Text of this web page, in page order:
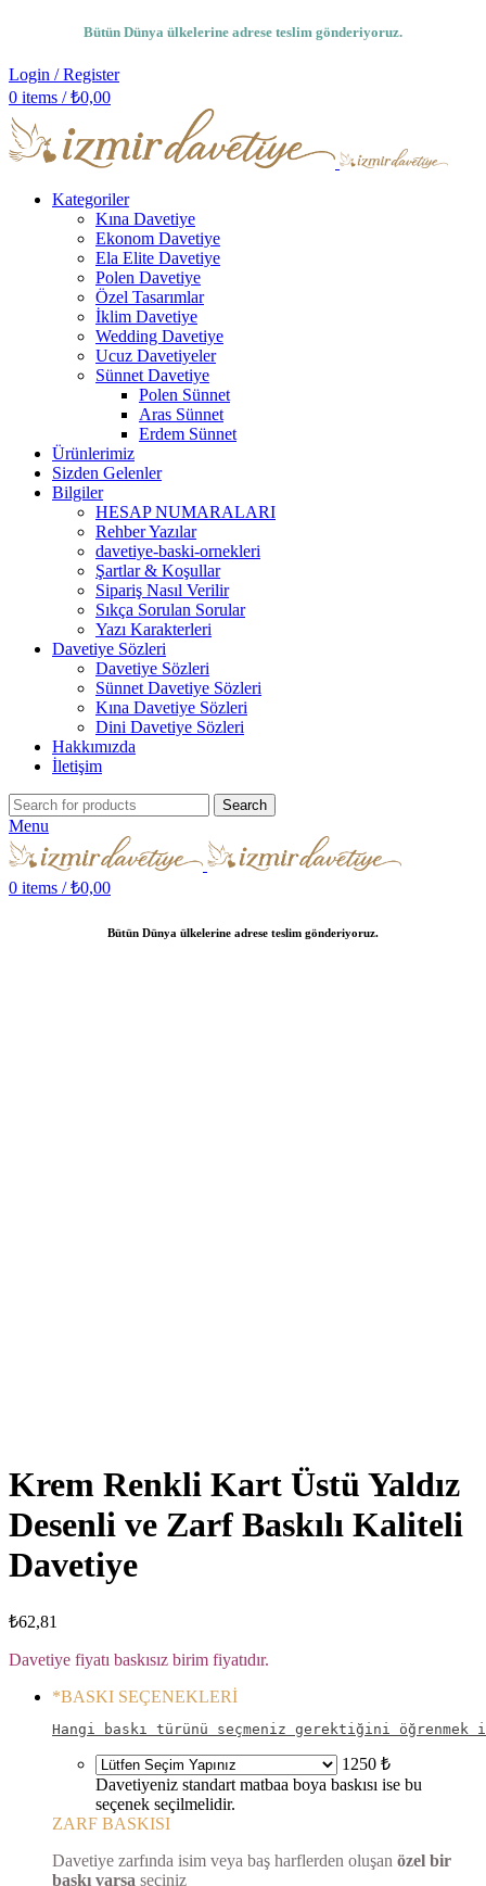
Bütün Dünya ülkelerine adrese teslim gönderiyoruz.
Login / Register
0 items / ₺0,00
Kategoriler
Kına Davetiye
Ekonom Davetiye
Ela Elite Davetiye
Polen Davetiye
Özel Tasarımlar
İklim Davetiye
Wedding Davetiye
Ucuz Davetiyeler
Sünnet Davetiye
Polen Sünnet
Aras Sünnet
Erdem Sünnet
Ürünlerimiz
Sizden Gelenler
Bilgiler
HESAP NUMARALARI
Rehber Yazılar
davetiye-baski-ornekleri
Şartlar & Koşullar
Sipariş Nasıl Verilir
Sıkça Sorulan Sorular
Yazı Karakterleri
Davetiye Sözleri
Davetiye Sözleri
Sünnet Davetiye Sözleri
Kına Davetiye Sözleri
Dini Davetiye Sözleri
Hakkımızda
İletişim
Search
Menu
0 items / ₺0,00
Bütün Dünya ülkelerine adrese teslim gönderiyoruz.
Krem Renkli Kart Üstü Yaldız
Desenli ve Zarf Baskılı Kaliteli
Davetiye
₺62,81
Davetiye fiyatı baskısız birim fiyatıdır.
*BASKI SEÇENEKLERİ
Hangi baskı türünü seçmeniz gerektiğini öğrenmek
1250 ₺
Davetiyeniz standart matbaa boya baskısı ise bu
seçenek seçilmelidir.
ZARF BASKISI
Davetiye zarfında isim veya baş harflerden oluşan özel bir
baskı varsa seçiniz